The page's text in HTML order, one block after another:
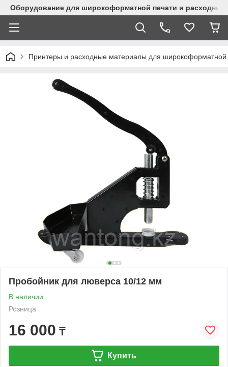
Оборудование для широкоформатной печати и
Принтеры и расходные материалы для широкоформатной
Пробойник для люверса 10/12 мм
В наличии
Розница
16 000 ₸
Купить